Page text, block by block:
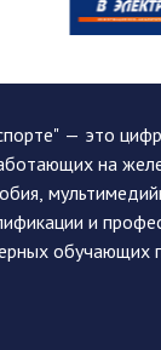
— это
на
и